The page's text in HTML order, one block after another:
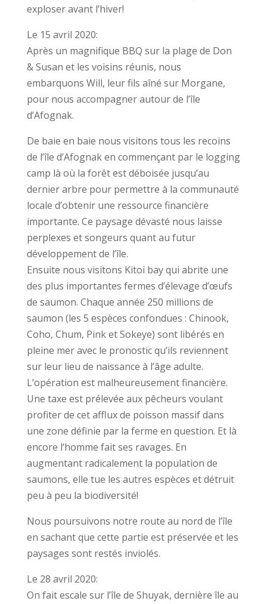
exploser avant l’hiver!
Le 15 avril 2020:
Après un magnifique BBQ sur la plage de Don
& Susan et les voisins réunis, nous
embarquons Will, leur fils aîné sur Morgane,
pour nous accompagner autour de l’île
d’Afognak.
De baie en baie nous visitons tous les recoins
de l’île d’Afognak en commençant par le logging
camp là où la forêt est déboisée jusqu’au
dernier arbre pour permettre à la communauté
locale d’obtenir une ressource financière
importante. Ce paysage dévasté nous laisse
perplexes et songeurs quant au futur
développement de l’île.
Ensuite nous visitons Kitoi bay qui abrite une
des plus importantes fermes d’élevage d’œufs
de saumon. Chaque année 250 millions de
saumon (les 5 espèces confondues : Chinook,
Coho, Chum, Pink et Sokeye) sont libérés en
pleine mer avec le pronostic qu’ils reviennent
sur leur lieu de naissance à l’âge adulte.
L’opération est malheureusement financière.
Une taxe est prélevée aux pêcheurs voulant
profiter de cet afflux de poisson massif dans
une zone définie par la ferme en question. Et là
encore l’homme fait ses ravages. En
augmentant radicalement la population de
saumons, elle tue les autres espèces et détruit
peu à peu la biodiversité!
Nous poursuivons notre route au nord de l’île
en sachant que cette partie est préservée et les
paysages sont restés inviolés.
Le 28 avril 2020:
On fait escale sur l’île de Shuyak, dernière île au